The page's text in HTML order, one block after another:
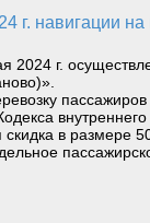
г.
в размере